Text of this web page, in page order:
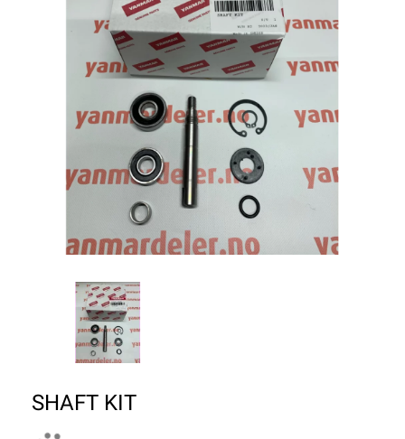
SHAFT KIT